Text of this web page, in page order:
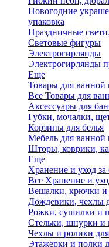
Новогодние
упаковка
Праздничные
Световые фигуры
Электрогирлянды
Электрогирлянды
Еще
Товары для ванной
Все Товары для
Аксессуары для
Губки, мочалки,
Корзины для белья
Мебель для ванной
Шторы, коврики,
Еще
Хранение и уход
Все Хранение и
Вешалки, крючки и
Дождевики, чехлы
Рожки, сушилки и
Стельки, шнурки и
Чехлы и ролики
Этажерки и полки